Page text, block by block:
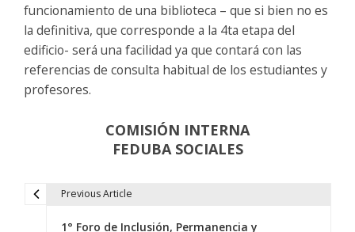
funcionamiento de una biblioteca – que si bien no es
la definitiva, que corresponde a la 4ta etapa del
edificio- será una facilidad ya que contará con las
referencias de consulta habitual de los estudiantes y
profesores.
COMISIÓN INTERNA
FEDUBA SOCIALES
Previous Article
1° Foro de Inclusión, Permanencia y